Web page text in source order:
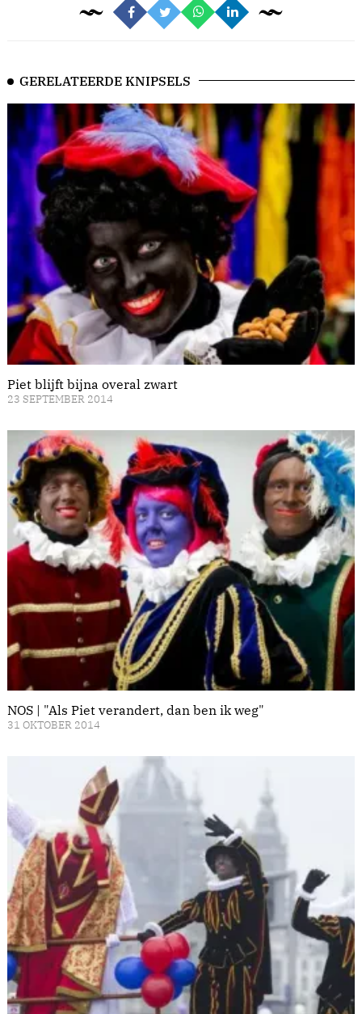
GERELATEERDE KNIPSELS
Piet blijft bijna overal zwart
23 SEPTEMBER 2014
NOS | "Als Piet verandert, dan ben ik weg"
31 OKTOBER 2014